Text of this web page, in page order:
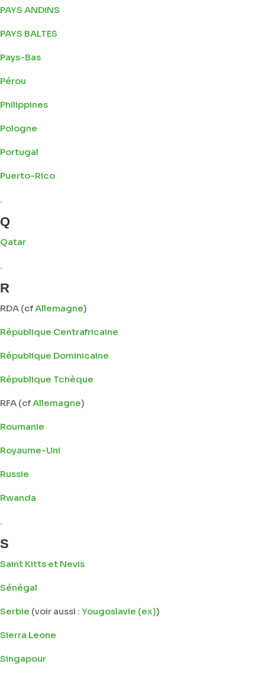
PAYS ANDINS
PAYS BALTES
Pays-Bas
Pérou
Philippines
Pologne
Portugal
Puerto-Rico
.
Q
Qatar
.
R
RDA (cfAllemagne)
République Centrafricaine
République Dominicaine
République Tchèque
RFA (cfAllemagne)
Roumanie
Royaume-Uni
Russie
Rwanda
.
S
Saint Kitts et Nevis
Sénégal
Serbie (voir aussi : Yougoslavie (ex))
Sierra Leone
Singapour